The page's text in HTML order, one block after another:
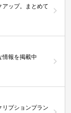
アップ。まとめて
情報を掲載中
リプションプラン